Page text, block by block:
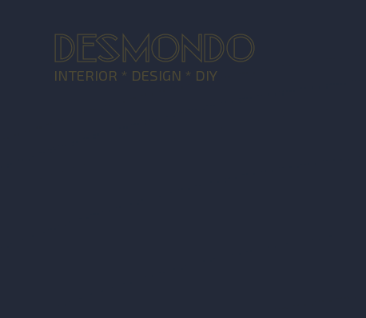
DESMONDO
INTERIOR * DESIGN * DIY